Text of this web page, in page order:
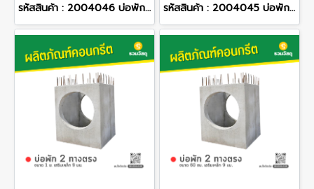
รหัสสินค้า : 2004046 บ่อพักคอนกรีต 2 ทางตรง ขนาด 1.5 ม. เสริมเหล็ก 9 มม. รหัสสินค้า : 2004045 บ่อพักคอนกรีต 2 ทางตรง ขนาด 1.2 ม. เสริมเหล็ก 9 มม.